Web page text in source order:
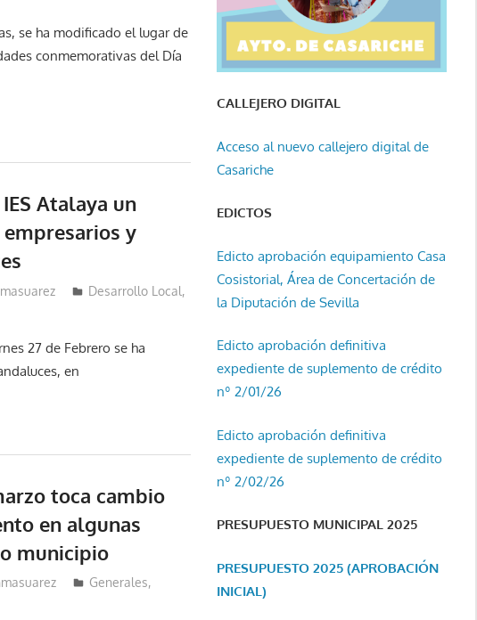
se ha modificado el lugar de
conmemorativas del Día
Atalaya un
y
Desarrollo Local,
27 de Febrero se ha
en
toca cambio
en algunas
municipio
Generales,
CALLEJERO DIGITAL
Acceso al nuevo callejero digital de
Casariche
EDICTOS
Edicto aprobación equipamiento Casa
Cosistorial, Área de Concertación de
la Diputación de Sevilla
Edicto aprobación definitiva
expediente de suplemento de crédito
nº 2/01/26
Edicto aprobación definitiva
expediente de suplemento de crédito
nº 2/02/26
PRESUPUESTO MUNICIPAL 2025
PRESUPUESTO 2025 (APROBACIÓN
INICIAL)